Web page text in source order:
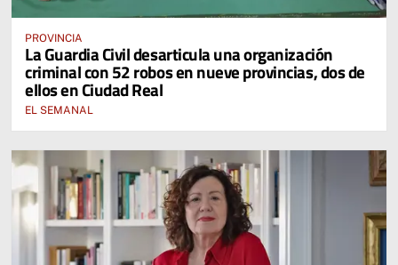
PROVINCIA
La Guardia Civil desarticula una organización
criminal con 52 robos en nueve provincias, dos de
ellos en Ciudad Real
EL SEMANAL